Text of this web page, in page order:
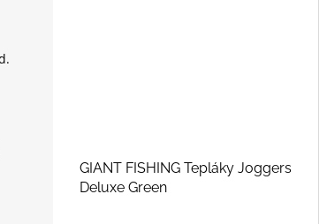
GIANT FISHING Tepláky Joggers
Deluxe Green